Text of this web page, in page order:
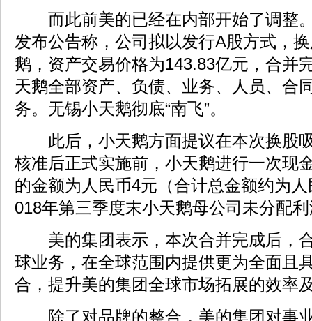
而此前美的已经在内部开始了调整
发布公告称，公司拟以发行A股方式，
鹅，资产交易价格为143.83亿元，合并
天鹅全部资产、负债、业务、人员、合
务。无锡小天鹅彻底“南飞”。
此后，小天鹅方面提议在本次换股
核准后正式实施前，小天鹅进行一次现
的金额为人民币4元（合计总金额约为
018年第三季度末小天鹅母公司未分配
美的集团表示，本次合并完成后，
球业务，在全球范围内提供更为全面且
合，提升美的集团全球市场拓展的效率
除了对品牌的整合，美的集团对事